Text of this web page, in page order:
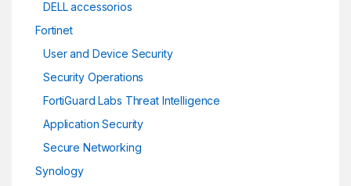
DELL accessorios
Fortinet
User and Device Security
Security Operations
FortiGuard Labs Threat Intelligence
Application Security
Secure Networking
Synology